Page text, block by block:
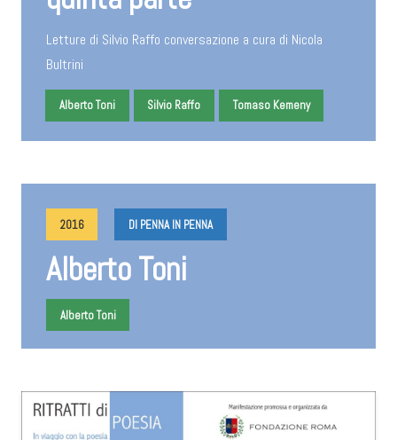
Letture di Silvio Raffo conversazione a cura di Nicola
Bultrini
Alberto Toni Silvio Raffo Tomaso Kemeny
2016 DI PENNA IN PENNA
Alberto Toni
Alberto Toni